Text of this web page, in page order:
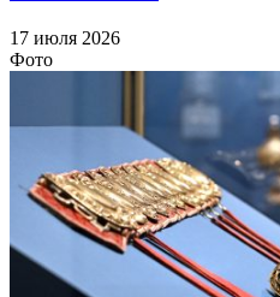
17 июля 2026
Фото